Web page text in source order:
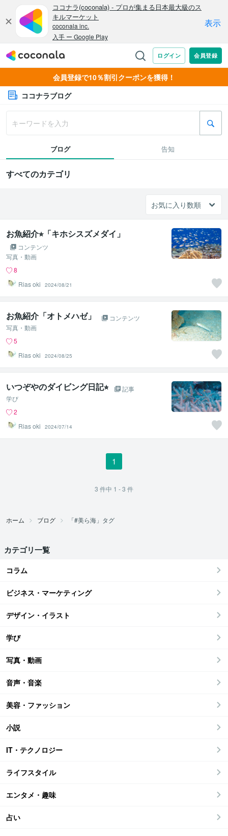
会員登録で10％割引クーポンを獲得！
ココナラブログ
ブログ 告知
すべてのカテゴリ
お魚紹介⭐︎「キホシスズメダイ」
コンテンツ
写真・動画
8
Rias oki
2024/08/21
お魚紹介「オトメハゼ」
コンテンツ
写真・動画
5
Rias oki
2024/08/25
いつぞやのダイビング日記⭐︎
記事
学び
2
Rias oki
2024/07/14
1
3 件中 1 - 3 件
ホーム ブログ 「#美ら海」タグ
カテゴリ一覧
コラム
ビジネス・マーケティング
デザイン・イラスト
学び
写真・動画
音声・音楽
美容・ファッション
小説
IT・テクノロジー
ライフスタイル
エンタメ・趣味
占い